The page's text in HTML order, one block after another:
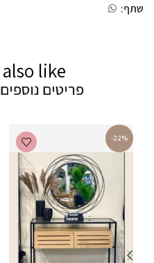
שתף:
like
פריטים
-22%